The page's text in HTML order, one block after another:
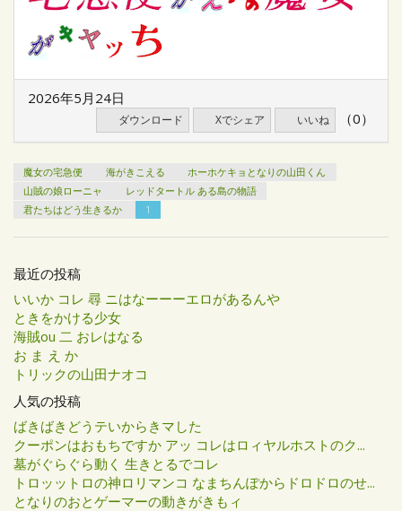
2026年5月24日
ダウンロード Xでシェア いいね （0）
魔女の宅急便 海がきこえる
ホーホケキョとなりの山田くん
山賊の娘ローニャ
レッドタートル ある島の物語
君たちはどう生きるか
1
最近の投稿
いいか コレ 尋 ニはなーーーエロがあるんや
ときをかける少女
海賊ou 二 おレはなる
お ま え か
トリックの山田ナオコ
人気の投稿
ばきばきどうテいからきマした
クーポンはおもちですか アッ コレはロィヤルホストのク...
墓がぐらぐら動く 生きとるでコレ
トロッットロの神ロリマンコ なまちんぽからドロドロのせ...
となりのおとゲーマーの動きがきもィ